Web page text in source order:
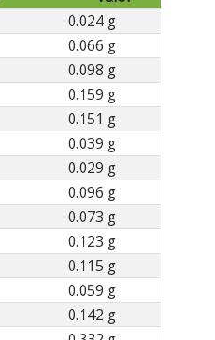
0.024 g
0.066 g
0.098 g
0.159 g
0.151 g
0.039 g
0.029 g
0.096 g
0.073 g
0.123 g
0.115 g
0.059 g
0.142 g